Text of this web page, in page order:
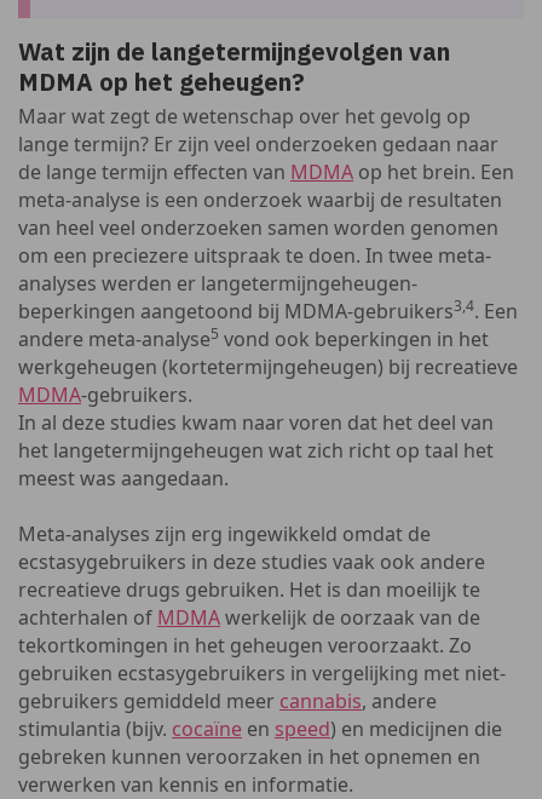
Wat zijn de langetermijngevolgen van
MDMA op het geheugen?
Maar wat zegt de wetenschap over het gevolg op
lange termijn? Er zijn veel onderzoeken gedaan naar
de lange termijn effecten van MDMA op het brein. Een
meta-analyse is een onderzoek waarbij de resultaten
van heel veel onderzoeken samen worden genomen
om een preciezere uitspraak te doen. In twee meta-
analyses werden er langetermijngeheugen-
beperkingen aangetoond bij MDMA-gebruikers3,4. Een
andere meta-analyse5 vond ook beperkingen in het
werkgeheugen (kortetermijngeheugen) bij recreatieve
MDMA-gebruikers.
In al deze studies kwam naar voren dat het deel van
het langetermijngeheugen wat zich richt op taal het
meest was aangedaan.
Meta-analyses zijn erg ingewikkeld omdat de
ecstasygebruikers in deze studies vaak ook andere
recreatieve drugs gebruiken. Het is dan moeilijk te
achterhalen of MDMAwerkelijk de oorzaak van de
tekortkomingen in het geheugen veroorzaakt. Zo
gebruiken ecstasygebruikers in vergelijking met niet-
gebruikers gemiddeld meer cannabis, andere
stimulantia (bijv. cocaïne en speed) en medicijnen die
gebreken kunnen veroorzaken in het opnemen en
verwerken van kennis en informatie.